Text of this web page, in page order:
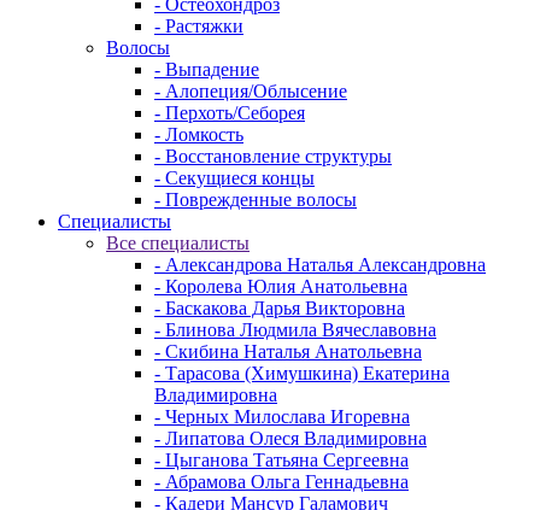
- Растяжки
Волосы
- Выпадение
- Алопеция/Облысение
- Перхоть/Себорея
- Ломкость
- Восстановление структуры
- Секущиеся концы
- Поврежденные волосы
Специалисты
Все специалисты
- Александрова Наталья Александровна
- Королева Юлия Анатольевна
- Баскакова Дарья Викторовна
- Блинова Людмила Вячеславовна
- Скибина Наталья Анатольевна
- Тарасова (Химушкина) Екатерина
Владимировна
- Черных Милослава Игоревна
- Липатова Олеся Владимировна
- Цыганова Татьяна Сергеевна
- Абрамова Ольга Геннадьевна
- Кадери Мансур Галамович